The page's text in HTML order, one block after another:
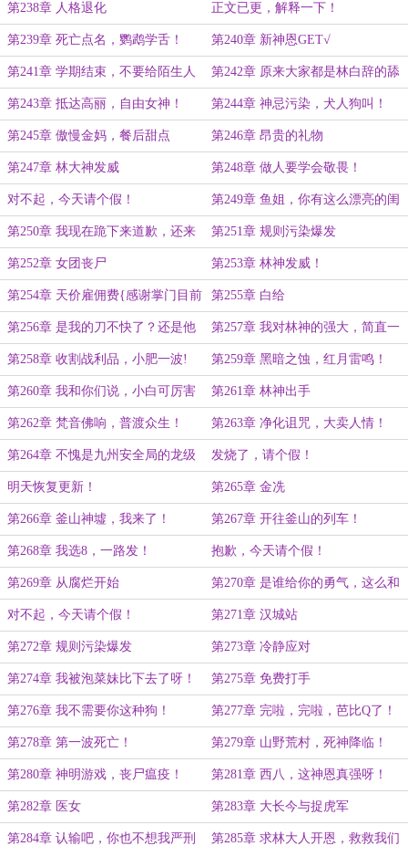
第238章 人格退化 正文已更，解释一下！
第239章 死亡点名，鹦鹉学舌！ 第240章 新神恩GET√
第241章 学期结束，不要给陌生人
开门！
第242章 原来大家都是林白辞的舔
狗！
第243章 抵达高丽，自由女神！ 第244章 神忌污染，犬人狗叫！
第245章 傲慢金妈，餐后甜点 第246章 昂贵的礼物
第247章 林大神发威 第248章 做人要学会敬畏！
对不起，今天请个假！ 第249章 鱼姐，你有这么漂亮的闺
蜜不介绍给大家？
第250章 我现在跪下来道歉，还来
得及吗？
第251章 规则污染爆发
第252章 女团丧尸 第253章 林神发威！
第254章 天价雇佣费{感谢掌门目前
一无所有的慷慨打赏}
第255章 白给
第256章 是我的刀不快了？还是他
的脖子太硬？
第257章 我对林神的强大，简直一
无所知！
第258章 收割战利品，小肥一波! 第259章 黑暗之蚀，红月雷鸣！
第260章 我和你们说，小白可厉害
了！
第261章 林神出手
第262章 梵音佛响，普渡众生！ 第263章 净化诅咒，大卖人情！
第264章 不愧是九州安全局的龙级
预定！
发烧了，请个假！
明天恢复更新！ 第265章 金冼
第266章 釜山神墟，我来了！ 第267章 开往釜山的列车！
第268章 我选8，一路发！ 抱歉，今天请个假！
第269章 从腐烂开始 第270章 是谁给你的勇气，这么和
我说话？
对不起，今天请个假！ 第271章 汉城站
第272章 规则污染爆发 第273章 冷静应对
第274章 我被泡菜妹比下去了呀！ 第275章 免费打手
第276章 我不需要你这种狗！ 第277章 完啦，完啦，芭比Q了！
第278章 第一波死亡！ 第279章 山野荒村，死神降临！
第280章 神明游戏，丧尸瘟疫！ 第281章 西八，这神恩真强呀！
第282章 医女 第283章 大长今与捉虎军
第284章 认输吧，你也不想我严刑 第285章 求林大人开恩，救救我们